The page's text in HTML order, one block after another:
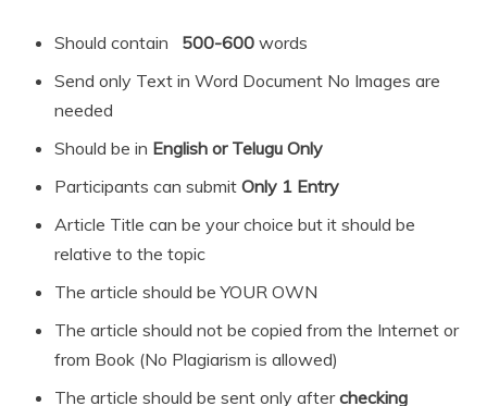
Should contain 500-600 words
Send only Text in Word Document No Images are
needed
Should be in English or Telugu Only
Participants can submit Only 1 Entry
Article Title can be your choice but it should be
relative to the topic
The article should be YOUR OWN
The article should not be copied from the Internet or
from Book (No Plagiarism is allowed)
The article should be sent only afterchecking